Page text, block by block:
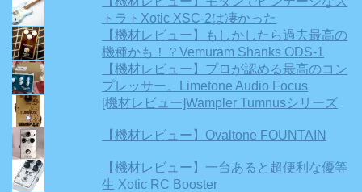
トラトXotic XSC-2は凄かった
【機材レビュー】もしかしたら過去最高の
機種かも！？Vemuram Shanks ODS-1
【機材レビュー】プロが認める最高のコン
プレッサー。Limetone Audio Focus
[機材レビュー]Wampler Tumnusシリーズ
【機材レビュー】Ovaltone FOUNTAIN
【機材レビュー】一台あると超便利な優等
生 Xotic RC Booster